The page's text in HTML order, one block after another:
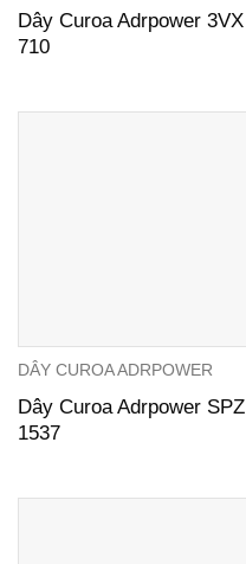
Dây Curoa Adrpower 3VX
710
DÂY CUROA ADRPOWER
Dây Curoa Adrpower SPZ
1537